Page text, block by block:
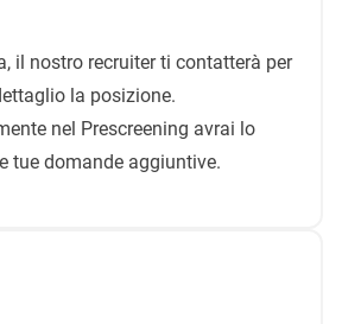
il nostro recruiter ti contatterà per
la posizione.
nel Prescreening avrai lo
tue domande aggiuntive.